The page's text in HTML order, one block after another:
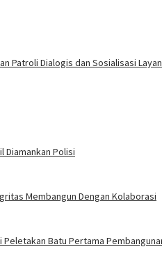
Patroli Dialogis dan Sosialisasi
Diamankan Polisi
Membangun Dengan Kolaborasi
Batu Pertama